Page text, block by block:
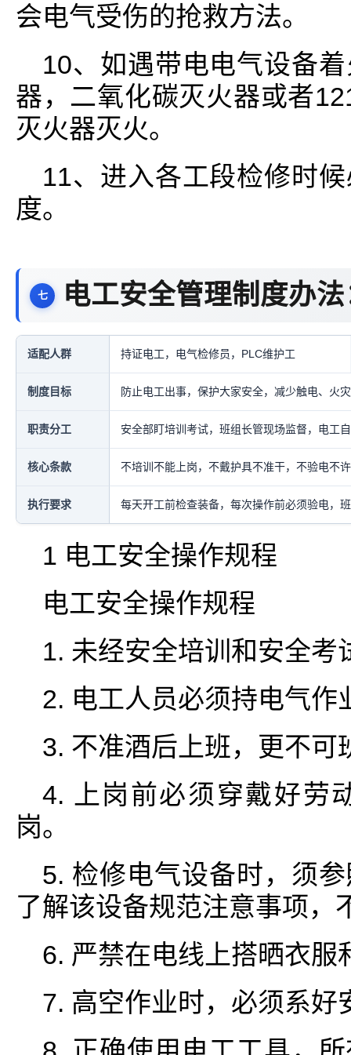
会电气受伤的抢救方法。
10、如遇带电电气设备
器，二氧化碳灭火器或者
灭火器灭火。
11、进入各工段检修时
度。
电工安全管理制度办
适配人群 持证电工，电气检修员，PLC维护工
制度目标 防止电工出事，保护大家安全，减少触电、火
职责分工 安全部盯培训考试，班组长管现场监督，电工
核心条款 不培训不能上岗，不戴护具不准干，不验电不
执行要求 每天开工前检查装备，每次操作前必须验电，
1 电工安全操作规程
电工安全操作规程
1. 未经安全培训和安全考
2. 电工人员必须持电气作
3. 不准酒后上班，更不可
4. 上岗前必须穿戴好劳
岗。
5. 检修电气设备时，须
了解该设备规范注意事项，
6. 严禁在电线上搭晒衣服
7. 高空作业时，必须系好